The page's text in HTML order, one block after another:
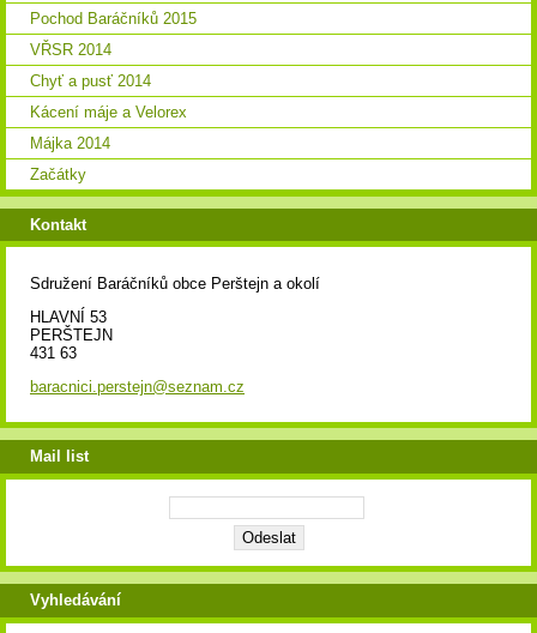
Pochod Baráčníků 2015
VŘSR 2014
Chyť a pusť 2014
Kácení máje a Velorex
Májka 2014
Začátky
Kontakt
Sdružení Baráčníků obce Perštejn a okolí
HLAVNÍ 53
PERŠTEJN
431 63
baracnici.perstejn@seznam.cz
Mail list
Vyhledávání